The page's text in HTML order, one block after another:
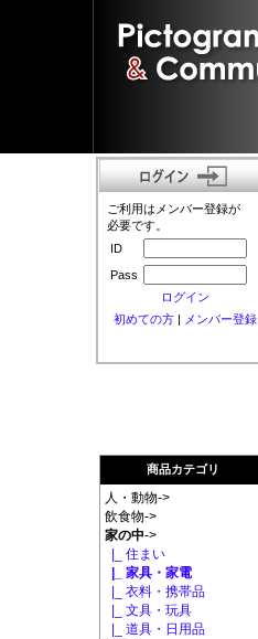
ご利用はメンバー登録が
必要です。
ID
Pass
ログイン
初めての方| メンバー登録
商品カテゴリ
人・動物->
飲食物->
家の中->
|_ 住まい
|_ 家具・家電
|_ 衣料・携帯品
|_ 文具・玩具
|_ 道具・日用品